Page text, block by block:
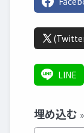
LINE
埋め込む